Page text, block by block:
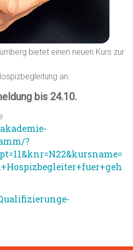
bietet einen neuen Kurs zur
an.
bis 24.10.
?